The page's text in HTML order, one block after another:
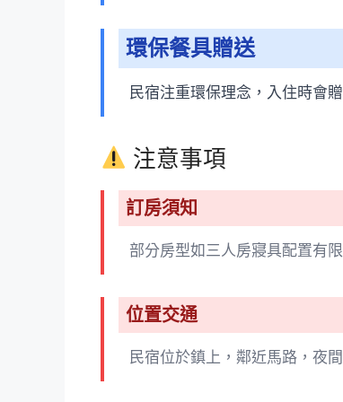
環保餐具贈送
民宿注重環保理念，入住時會
注意事項
訂房須知
部分房型如三人房寢具配置有
位置交通
民宿位於鎮上，鄰近馬路，夜